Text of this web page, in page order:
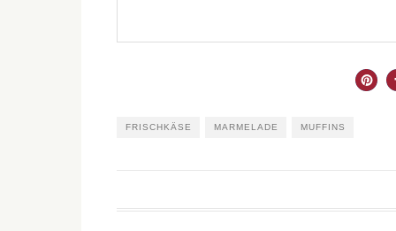
FRISCHKÄSE MARMELADE MUFFINS